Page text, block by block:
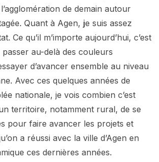
de demain autour
Quant à Agen, je suis assez
Ce qu’il m’importe aujourd’hui, c’est
passer au-delà des couleurs
d’avancer ensemble au niveau
Avec ces quelques années de
nationale, je vois combien c’est
territoire, notamment rural, de se
pour faire avancer les projets et
a réussi avec la ville d’Agen en
ces dernières années.